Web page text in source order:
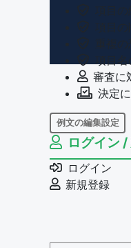
審査に
決定
例文の編集設定
例文の
例文
審査に
決定
問題の
ログイン
ログイン
新規登録